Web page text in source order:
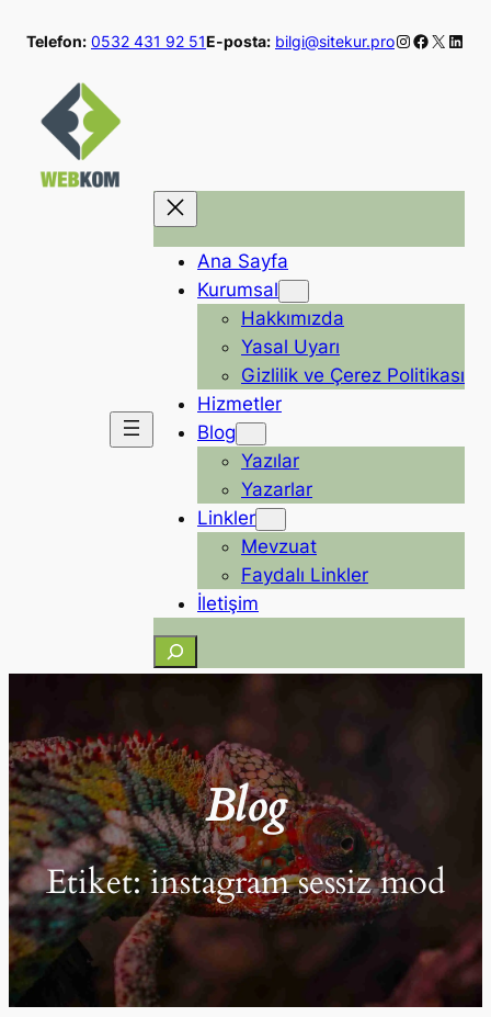
geç
Telefon: 0532 431 92 51E-posta: bilgi@sitekur.proInstagram
X
Ana Sayfa
Kurumsal
Hakkımızda
Yasal Uyarı
Gizlilik ve Çerez Politikası
Hizmetler
Blog
Yazılar
Yazarlar
Linkler
Mevzuat
Faydalı Linkler
İletişim
Ara
Blog
Etiket:instagram sessiz mod